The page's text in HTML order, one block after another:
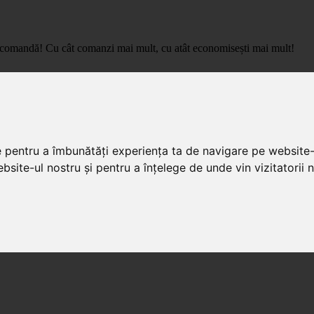
a îmbunătăți experiența ta de navigare pe
ul nostru și pentru a înțelege de unde vin vizitatorii
Cu cât comanzi mai mult, cu atât economisești mai mult!
de importator, cu livrare in toata Romania.